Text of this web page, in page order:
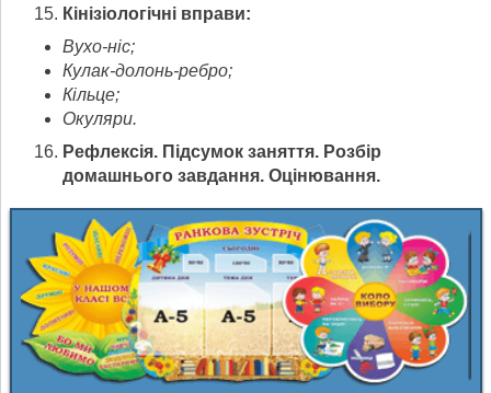
Кінізіологічні вправи:
Вухо-ніс;
Кулак-долонь-ребро;
Кільце;
Окуляри.
Рефлексія. Підсумок заняття. Розбір
домашнього завдання. Оцінювання.